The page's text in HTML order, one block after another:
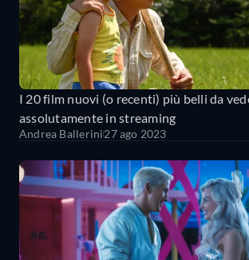
I 20 film nuovi (o recenti) più belli da
assolutamente in streaming
Andrea Ballerini27 ago 2023